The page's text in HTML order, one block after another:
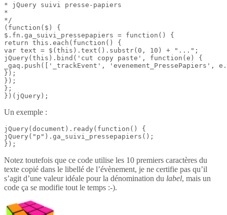
* jQuery suivi presse-papiers
*
*/
(function($) {
$.fn.ga_suivi_pressepapiers = function() {
return this.each(function() {
var text = $(this).text().substr(0, 10) + "...";
jQuery(this).bind('cut copy paste', function(e) {
_gaq.push(['_trackEvent', 'evenement_PressePapiers',
});
});
};
})(jQuery);
Un exemple :
jQuery(document).ready(function() {
jQuery("p").ga_suivi_pressepapiers();
});
Notez toutefois que ce code utilise les 10 premiers caractères du
texte copié dans le libellé de l’évènement, je ne certifie pas qu’il
s’agit d’une valeur idéale pour la dénomination du label, mais un
code ça se modifie tout le temps :-).